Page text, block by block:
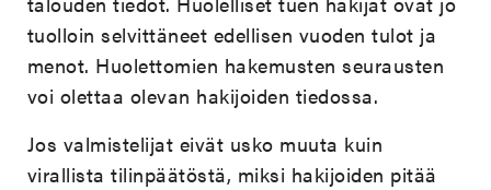
tuolloin selvittäneet edellisen vuoden tulot ja
menot. Huolettomien hakemusten seurausten
voi olettaa olevan hakijoiden tiedossa.
Jos valmistelijat eivät usko muuta kuin
virallista tilinpäätöstä, miksi hakijoiden pitää